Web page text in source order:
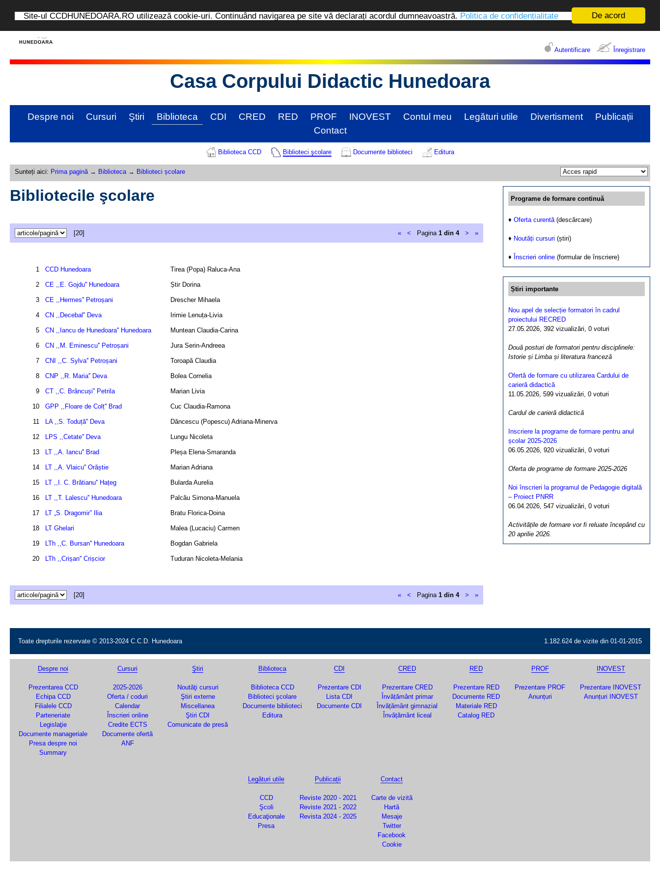
De acord
Site-ul CCDHUNEDOARA.RO utilizează cookie-uri. Continuând navigarea pe site vă declarați acordul dumneavoastră. Politica de confidențialitate
Autentificare Înregistrare
Casa Corpului Didactic Hunedoara
Despre noi Cursuri Ştiri Biblioteca CDI CRED RED PROF INOVEST Contul meu Legături utile Divertisment
Publicații
Contact
Biblioteca CCD Biblioteci şcolare Documente biblioteci Editura
Sunteți aici: Prima pagină→ Biblioteca→ Biblioteci școlare
Programe de formare continuă
♦ Oferta curentă(descărcare)
♦ Noutăți cursuri (știri)
♦ Înscrieri online (formular de înscriere)
Știri importante
Nou apel de selecție formatori în cadrul
proiectului RECRED
27.05.2026, 392 vizualizări, 0 voturi
Două posturi de formatori pentru disciplinele:
Istorie și Limba și literatura franceză
Ofertă de formare cu utilizarea Cardului de
carieră didactică
11.05.2026, 599 vizualizări, 0 voturi
Cardul de carieră didactică
Inscriere la programe de formare pentru anul
școlar 2025-2026
06.05.2026, 920 vizualizări, 0 voturi
Oferta de programe de formare 2025-2026
Noi înscrieri la programul de Pedagogie digitală
– Proiect PNRR
06.04.2026, 547 vizualizări, 0 voturi
Activitățile de formare vor fi reluate începând cu
20 aprilie 2026.
Bibliotecile şcolare
[20] « < Pagina 1 din 4 > »
1 CCD Hunedoara Tirea (Popa) Raluca-Ana
2 CE ,,E. Gojdu'' Hunedoara Știr Dorina
3 CE ,,Hermes'' Petroșani Drescher Mihaela
4 CN ,,Decebal'' Deva Irimie Lenuța-Livia
5 CN ,,Iancu de Hunedoara'' Hunedoara Muntean Claudia-Carina
6 CN ,,M. Eminescu'' Petroșani Jura Serin-Andreea
7 CNI ,,C. Sylva'' Petroșani Toroapă Claudia
8 CNP ,,R. Maria'' Deva Bolea Cornelia
9 CT ,,C. Brâncuși'' Petrila Marian Livia
10 GPP ,,Floare de Colț'' Brad Cuc Claudia-Ramona
11 LA ,,S. Toduță'' Deva Dăncescu (Popescu) Adriana-Minerva
12 LPS ,,Cetate'' Deva Lungu Nicoleta
13 LT ,,A. Iancu'' Brad Pleșa Elena-Smaranda
14 LT ,,A. Vlaicu'' Orăștie Marian Adriana
15 LT ,,I. C. Brătianu'' Hațeg Bularda Aurelia
16 LT ,,T. Lalescu'' Hunedoara Palcău Simona-Manuela
17 LT „S. Dragomir” Ilia Bratu Florica-Doina
18 LT Ghelari Malea (Lucaciu) Carmen
19 LTh ,,C. Bursan'' Hunedoara Bogdan Gabriela
20 LTh ,,Crișan'' Crișcior Tuduran Nicoleta-Melania
[20] « < Pagina 1 din 4 > »
Toate drepturile rezervate © 2013-2024 C.C.D. Hunedoara 1.182.624 de vizite din 01-01-2015
Despre noi
Prezentarea CCD
Echipa CCD
Filialele CCD
Parteneriate
Legislaţie
Documente manageriale
Presa despre noi
Summary
Cursuri
2025-2026
Oferta / coduri
Calendar
Înscrieri online
Credite ECTS
Documente ofertă
ANF
Ştiri
Noutăţi cursuri
Ştiri externe
Miscellanea
Ştiri CDI
Comunicate de presă
Biblioteca
Biblioteca CCD
Biblioteci şcolare
Documente biblioteci
Editura
CDI
Prezentare CDI
Lista CDI
Documente CDI
CRED
Prezentare CRED
Învățământ primar
Învățământ gimnazial
Învățământ liceal
RED
Prezentare RED
Documente RED
Materiale RED
Catalog RED
PROF
Prezentare PROF
Anunțuri
INOVEST
Prezentare INOVEST
Anunțuri INOVEST
Legături utile
CCD
Şcoli
Educaţionale
Presa
Publicații
Reviste 2020 - 2021
Reviste 2021 - 2022
Revista 2024 - 2025
Contact
Carte de vizită
Hartă
Mesaje
Twitter
Facebook
Cookie